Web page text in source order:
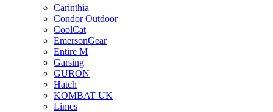
Carinthia
Condor Outdoor
CoolCat
EmersonGear
Entire M
Garsing
GURON
Hatch
KOMBAT UK
Limes